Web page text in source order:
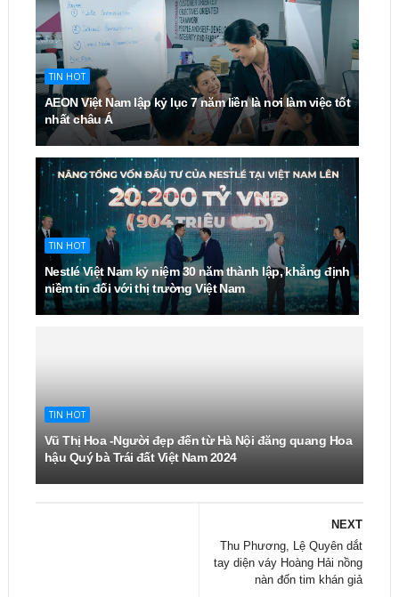
TIN HOT
AEON Việt Nam lập kỷ lục 7 năm liền là nơi làm việc tốt
nhất châu Á
TIN HOT
Nestlé Việt Nam kỷ niệm 30 năm thành lập, khẳng định
niềm tin đối với thị trường Việt Nam
TIN HOT
Vũ Thị Hoa -Người đẹp đến từ Hà Nội đăng quang Hoa
hậu Quý bà Trái đất Việt Nam 2024
NEXT
Thu Phương, Lệ Quyên dắt
tay diện váy Hoàng Hải nồng
nàn đốn tim khán giả